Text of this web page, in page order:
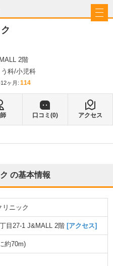
2階
科 小児科
ヶ月: 114
口コミ(0) アクセス
の基本情報
リニック
目27-1 J&MALL 2階 [アクセス]
約70m)